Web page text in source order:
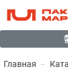
Главная